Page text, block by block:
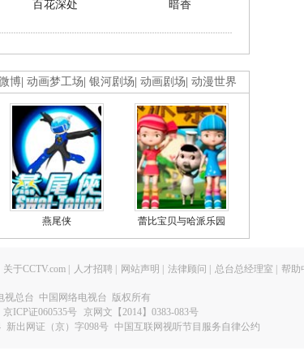
百花深处 暗香
博 动画梦工场 银河剧场 动画剧场 动漫世界
燕尾侠 蕾比宝贝与哈派乐园
关于CCTV.com 人才招聘 网站声明 法律顾问 总台总经理室 帮助
视总台 中国网络电视台 版权所有
京ICP证060535号
京网文【2014】0383-083号
新出网证（京）字098号 中国互联网视听节目服务自律公约